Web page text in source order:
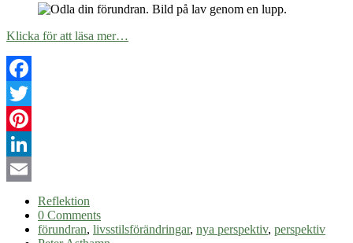
Klicka för att läsa mer…
Facebook
Twitter
Pinterest
LinkedIn
Reflektion
0 Comments
förundran, livsstilsförändringar, nya perspektiv, perspektiv